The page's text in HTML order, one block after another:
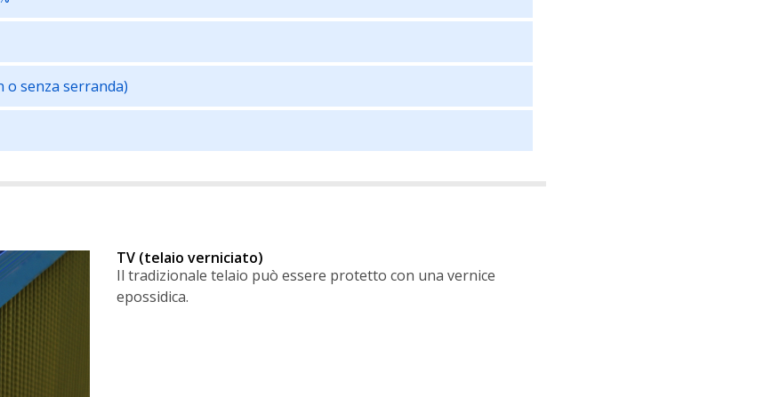
o senza serranda)
TV (telaio verniciato)
Il tradizionale telaio può essere protetto con una vernice
epossidica.